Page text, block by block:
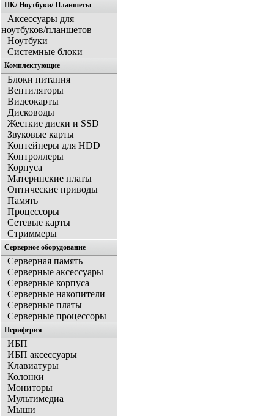
Главная
ПК/ Ноутбуки/ Планшеты
Аксессуары для
ноутбуков/планшетов
Ноутбуки
Системные блоки
Комплектующие
Блоки питания
Вентиляторы
Видеокарты
Дисководы
Жесткие диски и SSD
Звуковые карты
Контейнеры для HDD
Контроллеры
Корпуса
Материнские платы
Оптические приводы
Память
Процессоры
Сетевые карты
Стриммеры
Серверное оборудование
Серверная память
Серверные аксессуары
Серверные корпуса
Серверные накопители
Серверные платы
Серверные процессоры
Периферия
ИБП
ИБП аксессуары
Клавиатуры
Колонки
Мониторы
Мультимедиа
Мыши